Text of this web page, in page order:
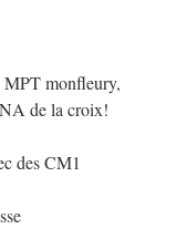
monfleury,
de la croix!
des CM1